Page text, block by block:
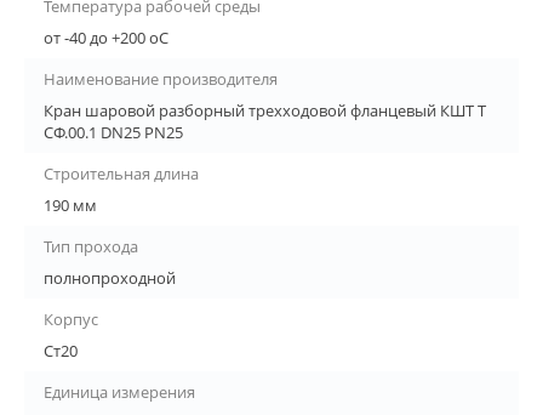
Температура рабочей среды
от -40 до +200 oC
Наименование производителя
Кран шаровой разборный трехходовой фланцевый КШТ Т
СФ.00.1 DN25 PN25
Строительная длина
190 мм
Тип прохода
полнопроходной
Корпус
Ст20
Единица измерения